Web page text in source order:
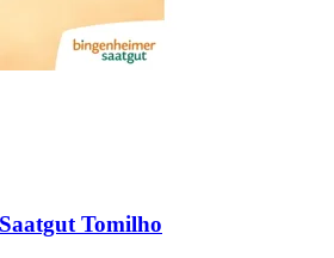
Tomilho